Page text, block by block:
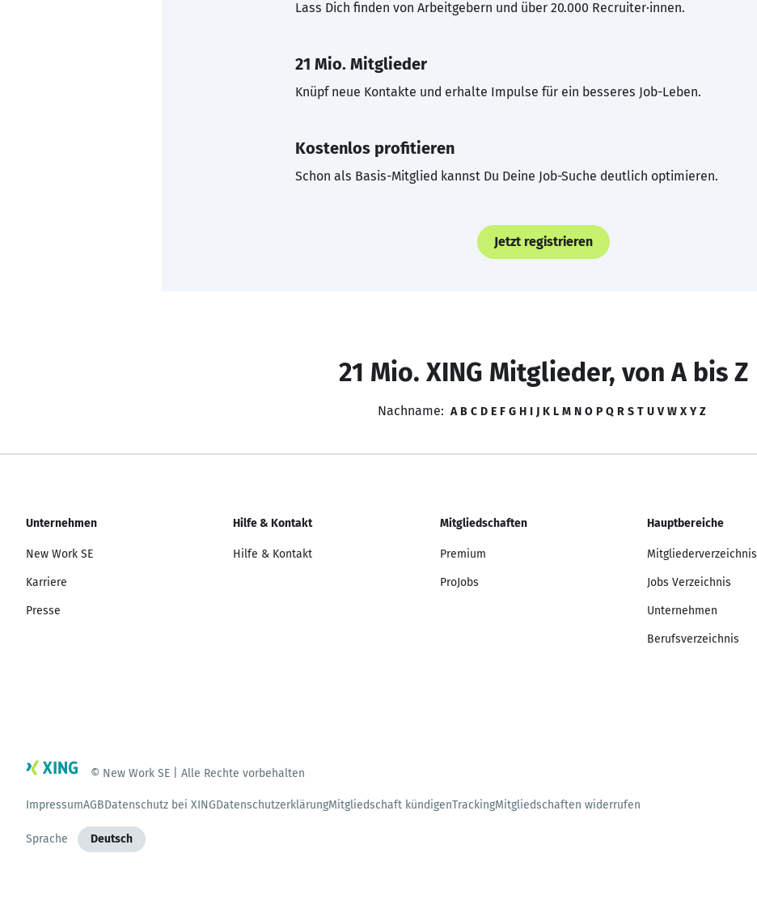
Lass Dich finden von Arbeitgebern und über 20.000 Recruiter·innen.
21 Mio. Mitglieder
Knüpf neue Kontakte und erhalte Impulse für ein besseres Job-Leben.
Kostenlos profitieren
Schon als Basis-Mitglied kannst Du Deine Job-Suche deutlich optimieren.
Jetzt registrieren
21 Mio. XING Mitglieder, von A bis Z
Nachname: A B C D E F G H I J K L M N O P Q R S T U V W X Y Z
Unternehmen
New Work SE
Karriere
Presse
Hilfe & Kontakt
Hilfe & Kontakt
Mitgliedschaften
Premium
ProJobs
Hauptbereiche
Mitgliederverzeichnis
Jobs Verzeichnis
Unternehmen
Berufsverzeichnis
© New Work SE | Alle Rechte vorbehalten
ImpressumAGBDatenschutz bei XINGDatenschutzerklärungMitgliedschaft kündigenTrackingMitgliedschaften widerrufen
Sprache Deutsch